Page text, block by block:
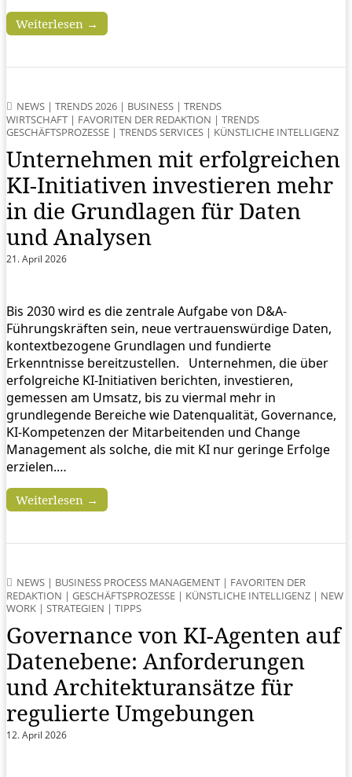
Weiterlesen →
NEWS | TRENDS 2026 | BUSINESS | TRENDS
WIRTSCHAFT | FAVORITEN DER REDAKTION | TRENDS
GESCHÄFTSPROZESSE | TRENDS SERVICES | KÜNSTLICHE INTELLIGENZ
Unternehmen mit erfolgreichen
KI-Initiativen investieren mehr
in die Grundlagen für Daten
und Analysen
21. April 2026
Bis 2030 wird es die zentrale Aufgabe von D&A-
Führungskräften sein, neue vertrauenswürdige Daten,
kontextbezogene Grundlagen und fundierte
Erkenntnisse bereitzustellen. Unternehmen, die über
erfolgreiche KI-Initiativen berichten, investieren,
gemessen am Umsatz, bis zu viermal mehr in
grundlegende Bereiche wie Datenqualität, Governance,
KI-Kompetenzen der Mitarbeitenden und Change
Management als solche, die mit KI nur geringe Erfolge
erzielen.…
Weiterlesen →
NEWS | BUSINESS PROCESS MANAGEMENT | FAVORITEN DER
REDAKTION | GESCHÄFTSPROZESSE | KÜNSTLICHE INTELLIGENZ | NEW
WORK | STRATEGIEN | TIPPS
Governance von KI‑Agenten auf
Datenebene: Anforderungen
und Architekturansätze für
regulierte Umgebungen
12. April 2026